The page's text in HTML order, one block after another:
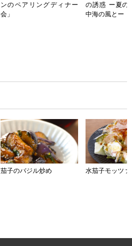
ンのペアリングディナー
会」
の誘惑 ー夏の
中海の風とー
茄子のバジル炒め 水茄子モッツァ